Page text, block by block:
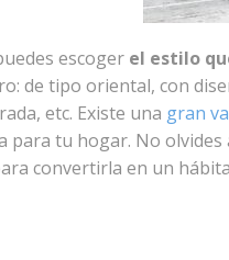
escoger el estilo
de tipo oriental, con
etc. Existe una gran
para tu hogar. No
convertirla en un